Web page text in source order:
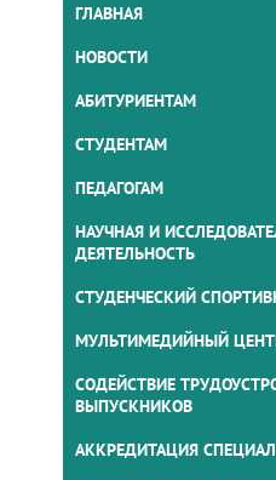
ГЛАВНАЯ
НОВОСТИ
АБИТУРИЕНТАМ
СТУДЕНТАМ
ПЕДАГОГАМ
НАУЧНАЯ И
ДЕЯТЕЛЬНОСТЬ
СТУДЕНЧЕСКИЙ
МУЛЬТИМЕДИЙНЫЙ
СОДЕЙСТВИЕ
ВЫПУСКНИКОВ
АККРЕДИТАЦИЯ